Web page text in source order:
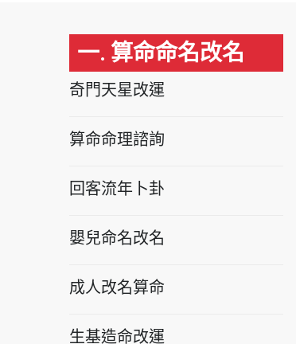
一. 算命命名改名
奇門天星改運
算命命理諮詢
回客流年卜卦
嬰兒命名改名
成人改名算命
生基造命改運